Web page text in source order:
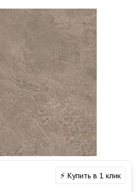
⚡ Купить в 1 клик